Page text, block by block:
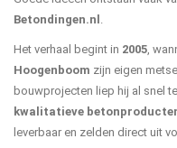
Betondingen.nl .
Het verhaal begint in 2005,
Hoogenboom zijn eigen
bouwprojecten liep hij al snel
kwalitatieve
leverbaar en zelden direct uit